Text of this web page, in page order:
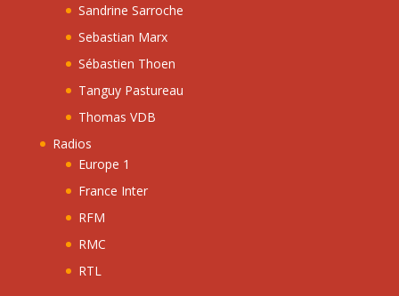
Sandrine Sarroche
Sebastian Marx
Sébastien Thoen
Tanguy Pastureau
Thomas VDB
Radios
Europe 1
France Inter
RFM
RMC
RTL